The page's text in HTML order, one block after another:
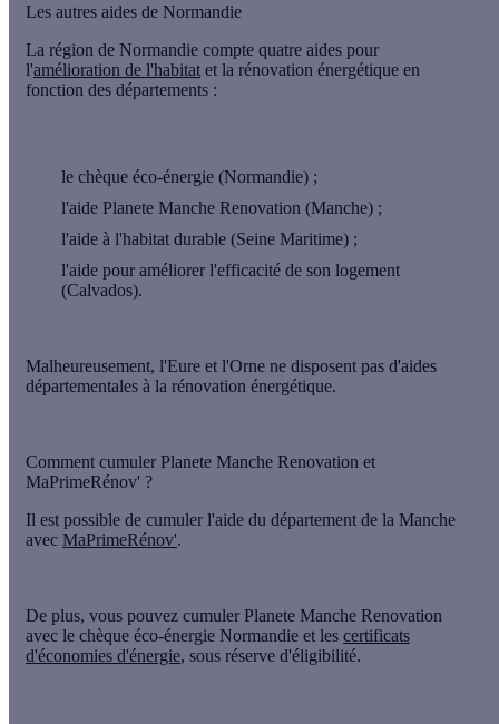
Les autres aides de Normandie
La région de Normandie compte quatre aides pour
l'amélioration de l'habitat et la rénovation énergétique en
fonction des départements :
le chèque éco-énergie (Normandie) ;
l'aide Planete Manche Renovation (Manche) ;
l'aide à l'habitat durable (Seine Maritime) ;
l'aide pour améliorer l'efficacité de son logement
(Calvados).
Malheureusement, l'Eure et l'Orne ne disposent pas d'aides
départementales à la rénovation énergétique.
Comment cumuler Planete Manche Renovation et
MaPrimeRénov' ?
Il est possible de cumuler l'aide du département de la Manche
avec MaPrimeRénov'.
De plus, vous pouvez cumuler Planete Manche Renovation
avec le chèque éco-énergie Normandie et les certificats
d'économies d'énergie, sous réserve d'éligibilité.